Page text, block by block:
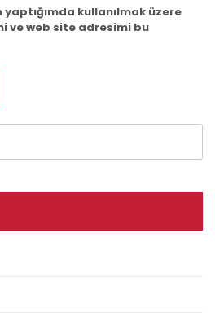
kullanılmak üzere
ve web site adresimi bu